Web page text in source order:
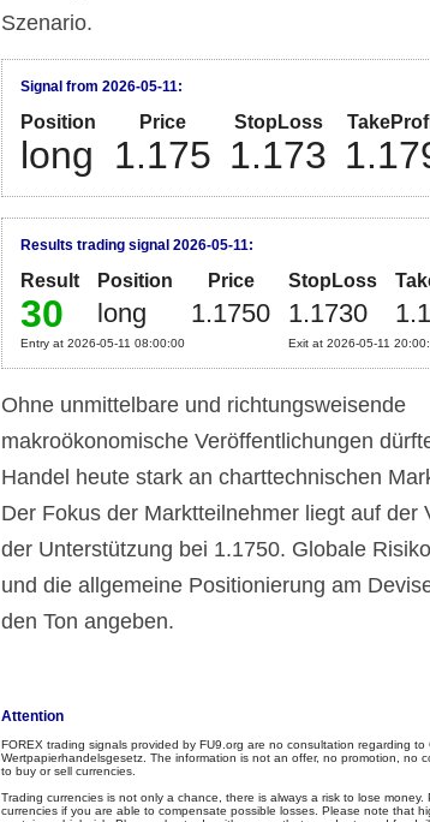
Szenario.
Signal from 2026-05-11:
Position Price StopLoss
long 1.175 1.173
Results trading signal 2026-05-11:
Result Position Price StopLoss
30 long 1.1750 1.1730
Entry at 2026-05-11 08:00:00 Exit at 2026-05-11
Ohne unmittelbare und richtungsweisende
makroökonomische Veröffentlichungen
Handel heute stark an charttechnischen
Der Fokus der Marktteilnehmer liegt auf der
der Unterstützung bei 1.1750. Globale
und die allgemeine Positionierung am
den Ton angeben.
Attention
FOREX trading signals provided by FU9.org are no consultation regarding to
Wertpapierhandelsgesetz. The information is not an offer, no promotion, no
to buy or sell currencies.
Trading currencies is not only a chance, there is always a risk to lose money.
currencies if you are able to compensate possible losses. Please note that